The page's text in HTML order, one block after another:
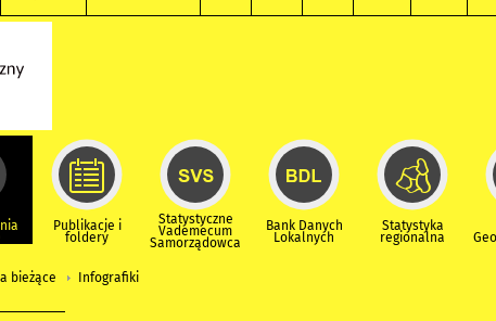
Publikacje i
foldery
Statystyczne
Vademecum
Samorządowca
Bank Danych
Lokalnych
Statystyka
regionalna
bieżące Infografiki